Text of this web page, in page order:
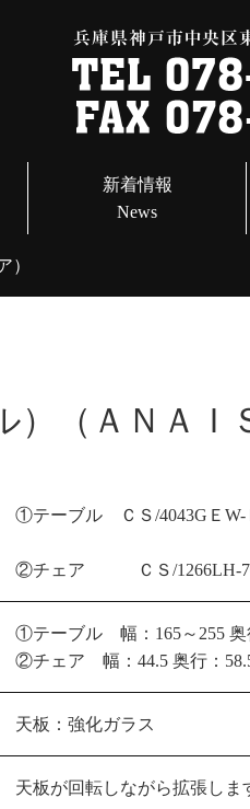
新着情報
News
）
（ＡＮＡＩ
①テーブル ＣＳ/4043GＥW-
②チェア ＣＳ/
①テーブル 幅：165～255 奥
②チェア 幅：44.5 奥行：
天板：強化ガラス
天板が回転しながら拡張しま